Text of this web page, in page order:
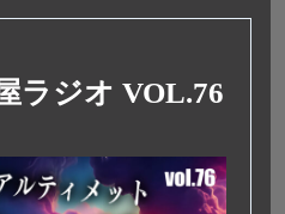
ラジオ VOL.76